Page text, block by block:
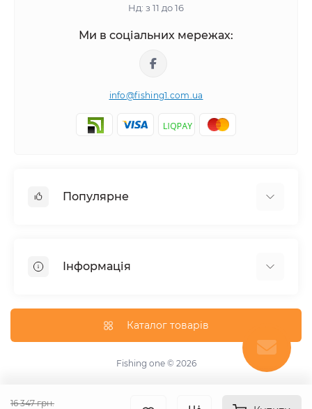
16 347 грн.
Нд: з 11 до 16
Ми в соціальних мережах:
info@fishing1.com.ua
Популярне
Спінінгова та серфова риболовля
Інформація
Оплата
Повернення товару
Каталог товарів
Fishing one © 2026